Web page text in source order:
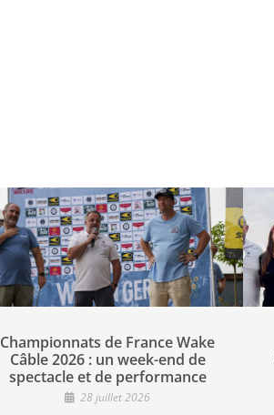
Championnats de France Wake
Câble 2026 : un week-end de
spectacle et de performance
28 juillet 2026